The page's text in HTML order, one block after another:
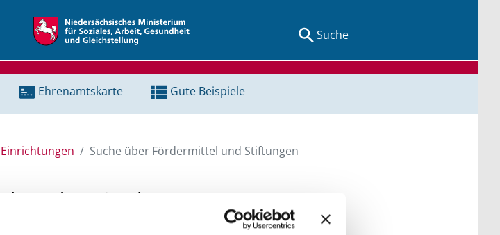
Suche
Ehrenamtskarte Gute Beispiele
Suche über Fördermittel und Stiftungen
Fördermittel